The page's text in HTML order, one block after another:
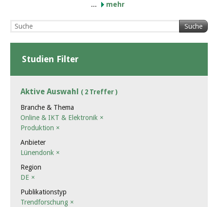
...
mehr
Suche
Studien Filter
Aktive Auswahl ( 2 Treffer )
Branche & Thema
Online & IKT & Elektronik ×
Produktion ×
Anbieter
Lünendonk ×
Region
DE ×
Publikationstyp
Trendforschung ×